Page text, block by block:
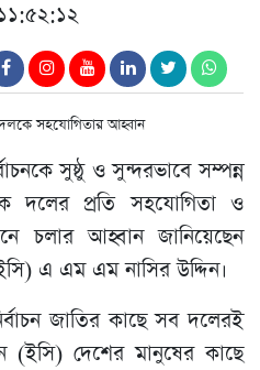
সুষ্ঠু ও সুন্দরভাবে সম্পন্ন
দলের প্রতি সহযোগিতা ও
চলার আহ্বান জানিয়েছেন
এ এম এম নাসির উদ্দিন।
জাতির কাছে সব দলেরই
(ইসি) দেশের মানুষের কাছে